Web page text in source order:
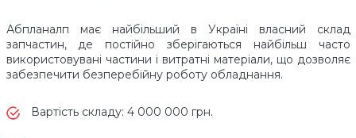
Абпланалп має найбільший в Україні власний склад
запчастин, де постійно зберігаються найбільш часто
використовувані частини і витратні матеріали, що дозволяє
забезпечити безперебійну роботу обладнання.
Вартість складу: 4 000 000 грн.